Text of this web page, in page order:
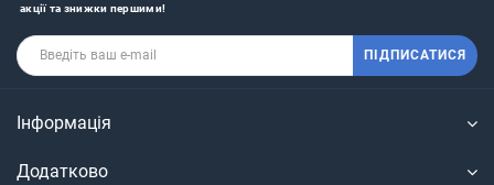
акції та знижки першими!
ПІДПИСАТИСЯ
Інформація
Додатково